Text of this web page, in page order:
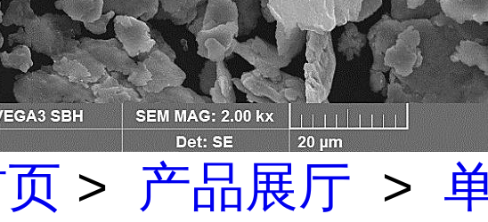
> 产品展厅 >